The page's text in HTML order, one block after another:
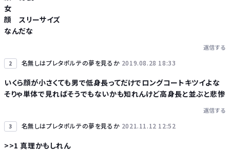
女
顔 スリーサイズ
なんだな
返信する
2 名無しはプレタポルテの夢を見るか 2019.08.28 18:33
いくら顔が小さくても男で低身長ってだけでロングコートキツイよな
そりゃ単体で見ればそうでもないかも知れんけど高身長と並ぶと悲惨
返信する
3 名無しはプレタポルテの夢を見るか 2021.11.12 12:52
>>1 真理かもしれん